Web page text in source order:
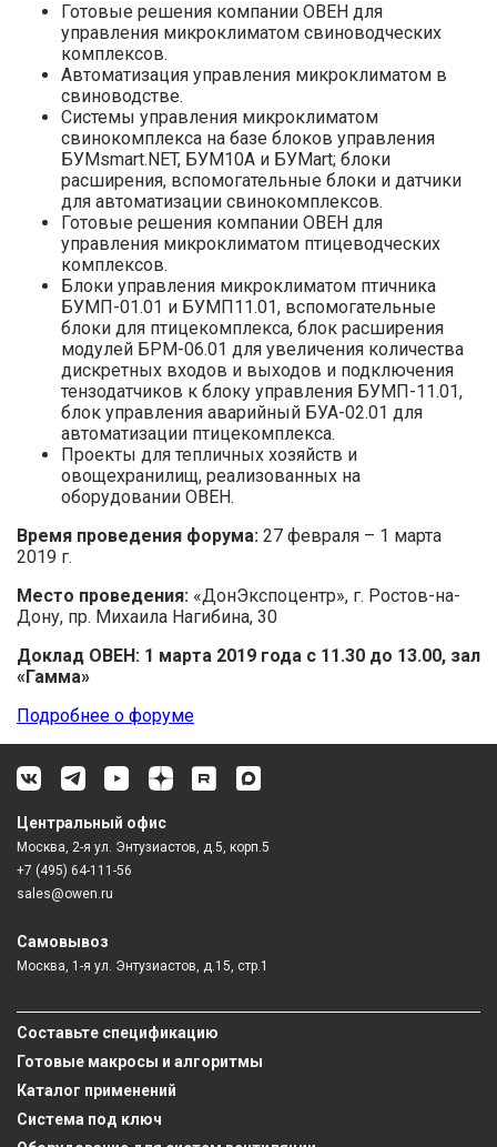
Готовые решения компании ОВЕН для
управления микроклиматом свиноводческих
комплексов.
Автоматизация управления микроклиматом в
свиноводстве.
Системы управления микроклиматом
свинокомплекса на базе блоков управления
БУМsmart.NET, БУМ10А и БУМart; блоки
расширения, вспомогательные блоки и датчики
для автоматизации свинокомплексов.
Готовые решения компании ОВЕН для
управления микроклиматом птицеводческих
комплексов.
Блоки управления микроклиматом птичника
БУМП-01.01 и БУМП11.01, вспомогательные
блоки для птицекомплекса, блок расширения
модулей БРМ-06.01 для увеличения количества
дискретных входов и выходов и подключения
тензодатчиков к блоку управления БУМП-11.01,
блок управления аварийный БУА-02.01 для
автоматизации птицекомплекса.
Проекты для тепличных хозяйств и
овощехранилищ, реализованных на
оборудовании ОВЕН.
Время проведения форума: 27 февраля – 1 марта
2019 г.
Место проведения: «ДонЭкспоцентр», г. Ростов-на-
Дону, пр. Михаила Нагибина, 30
Доклад ОВЕН: 1 марта 2019 года с 11.30 до 13.00, зал
«Гамма»
Подробнее о форуме
Центральный офис
Москва, 2-я ул. Энтузиастов, д.5, корп.5
+7 (495) 64-111-56
sales@owen.ru
Самовывоз
Москва, 1-я ул. Энтузиастов, д.15, стр.1
Составьте спецификацию
Готовые макросы и алгоритмы
Каталог применений
Система под ключ